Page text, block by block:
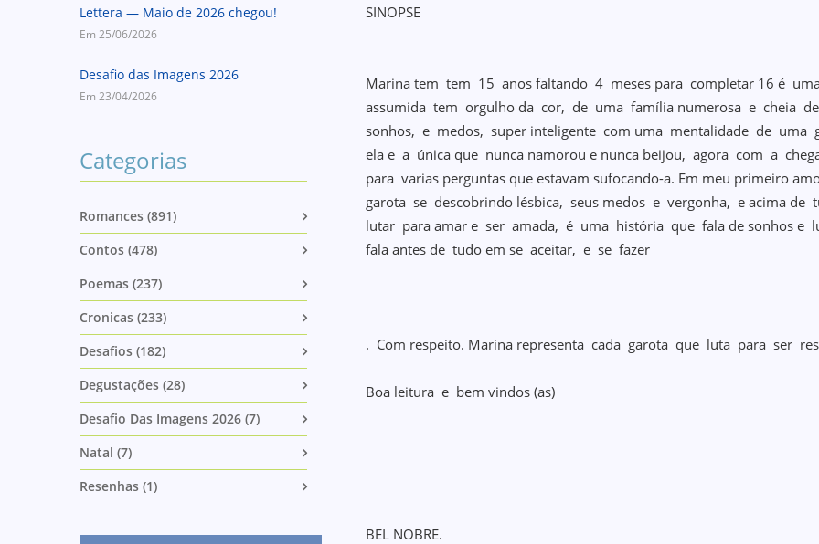
Lettera — Maio de 2026 chegou!
Em 25/06/2026
Desafio das Imagens 2026
Em 23/04/2026
Categorias
Romances (891)
Contos (478)
Poemas (237)
Cronicas (233)
Desafios (182)
Degustações (28)
Desafio Das Imagens 2026 (7)
Natal (7)
Resenhas (1)
SINOPSE
Marina tem tem 15 anos faltando 4 meses para completar 16 é
assumida tem orgulho da cor, de uma família numerosa e cheia
sonhos, e medos, super inteligente com uma mentalidade de
ela e a única que nunca namorou e nunca beijou, agora com a
para varias perguntas que estavam sufocando-a. Em meu primeiro
garota se descobrindo lésbica, seus medos e vergonha, e acima
lutar para amar e ser amada, é uma história que fala de sonhos e
fala antes de tudo em se aceitar, e se fazer
. Com respeito. Marina representa cada garota que luta para ser
Boa leitura e bem vindos (as)
BEL NOBRE.